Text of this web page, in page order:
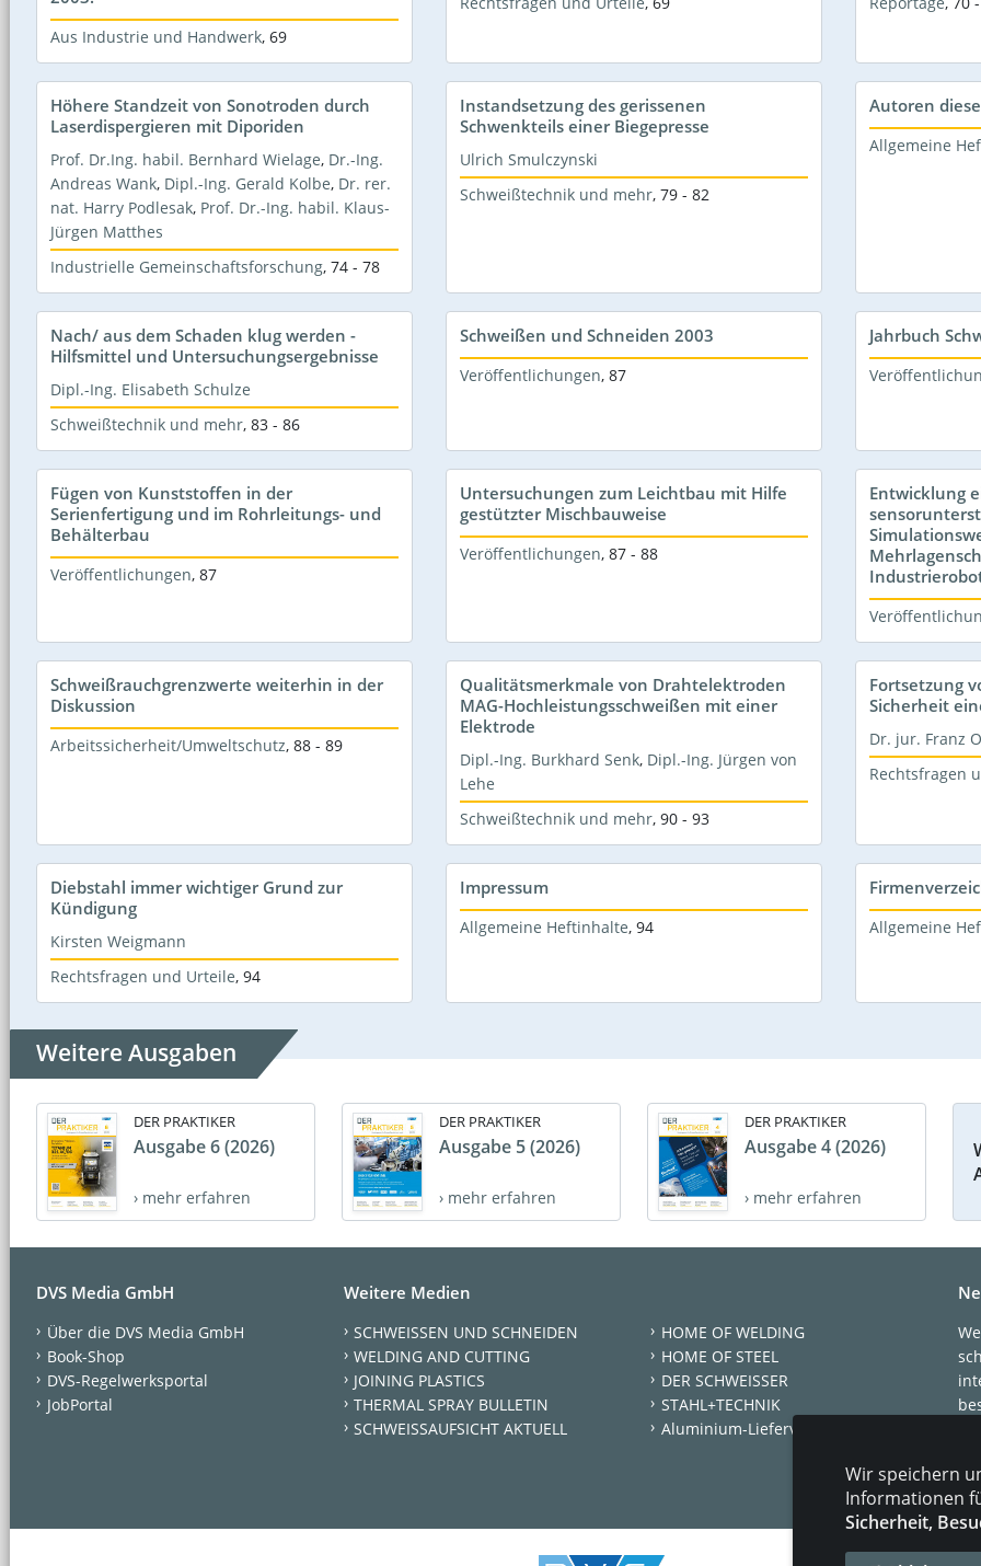
Aus Industrie und Handwerk, 69
Höhere Standzeit von Sonotroden durch
Laserdispergieren mit Diporiden
Prof. Dr.Ing. habil. Bernhard Wielage, Dr.-Ing.
Andreas Wank, Dipl.-Ing. Gerald Kolbe, Dr. rer.
nat. Harry Podlesak, Prof. Dr.-Ing. habil. Klaus-
Jürgen Matthes
Industrielle Gemeinschaftsforschung, 74 - 78
Instandsetzung des gerissenen
Schwenkteils einer Biegepresse
Ulrich Smulczynski
Schweißtechnik und mehr, 79 - 82
Autoren
Allgemeine
Nach/ aus dem Schaden klug werden -
Hilfsmittel und Untersuchungsergebnisse
Dipl.-Ing. Elisabeth Schulze
Schweißtechnik und mehr, 83 - 86
Schweißen und Schneiden 2003
Veröffentlichungen, 87
Jahrbuch
Fügen von Kunststoffen in der
Serienfertigung und im Rohrleitungs- und
Behälterbau
Veröffentlichungen, 87
Untersuchungen zum Leichtbau mit Hilfe
gestützter Mischbauweise
Veröffentlichungen, 87 - 88
Entwicklung
Schweißrauchgrenzwerte weiterhin in der
Diskussion
Arbeitssicherheit/Umweltschutz, 88 - 89
Qualitätsmerkmale von Drahtelektroden
MAG-Hochleistungsschweißen mit einer
Elektrode
Dipl.-Ing. Burkhard Senk, Dipl.-Ing. Jürgen von
Lehe
Schweißtechnik und mehr, 90 - 93
Fortsetzung
Sicherheit
Dr. jur. Franz
Rechtsfragen
Diebstahl immer wichtiger Grund zur
Kündigung
Kirsten Weigmann
Rechtsfragen und Urteile, 94
Impressum
Allgemeine Heftinhalte, 94 Allgemeine
Weitere Ausgaben
DER PRAKTIKER
Ausgabe 6 (2026)
› mehr erfahren
DER PRAKTIKER
Ausgabe 5 (2026)
› mehr erfahren
DER PRAKTIKER
Ausgabe 4 (2026)
› mehr erfahren
DVS Media GmbH
Über die DVS Media GmbH
Book-Shop
DVS-Regelwerksportal
JobPortal
Weitere Medien
SCHWEISSEN UND SCHNEIDEN
WELDING AND CUTTING
JOINING PLASTICS
THERMAL SPRAY BULLETIN
SCHWEISSAUFSICHT AKTUELL
HOME OF WELDING
HOME OF STEEL
DER SCHWEISSER
STAHL+TECHNIK
Aluminium-Lieferverzeichnis
Wir speichern
Informationen
Sicherheit,